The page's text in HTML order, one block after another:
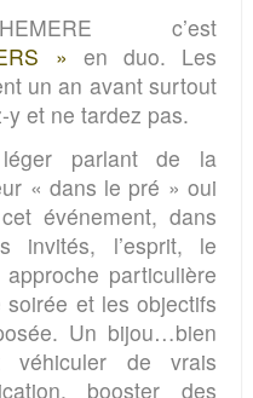
c’est
» en duo. Les
un an avant surtout
y et ne tardez pas.
parlant de la
« dans le pré » oui
événement, dans
invités, l’esprit, le
particulière
et les objectifs
Un bijou…bien
de vrais
booster des